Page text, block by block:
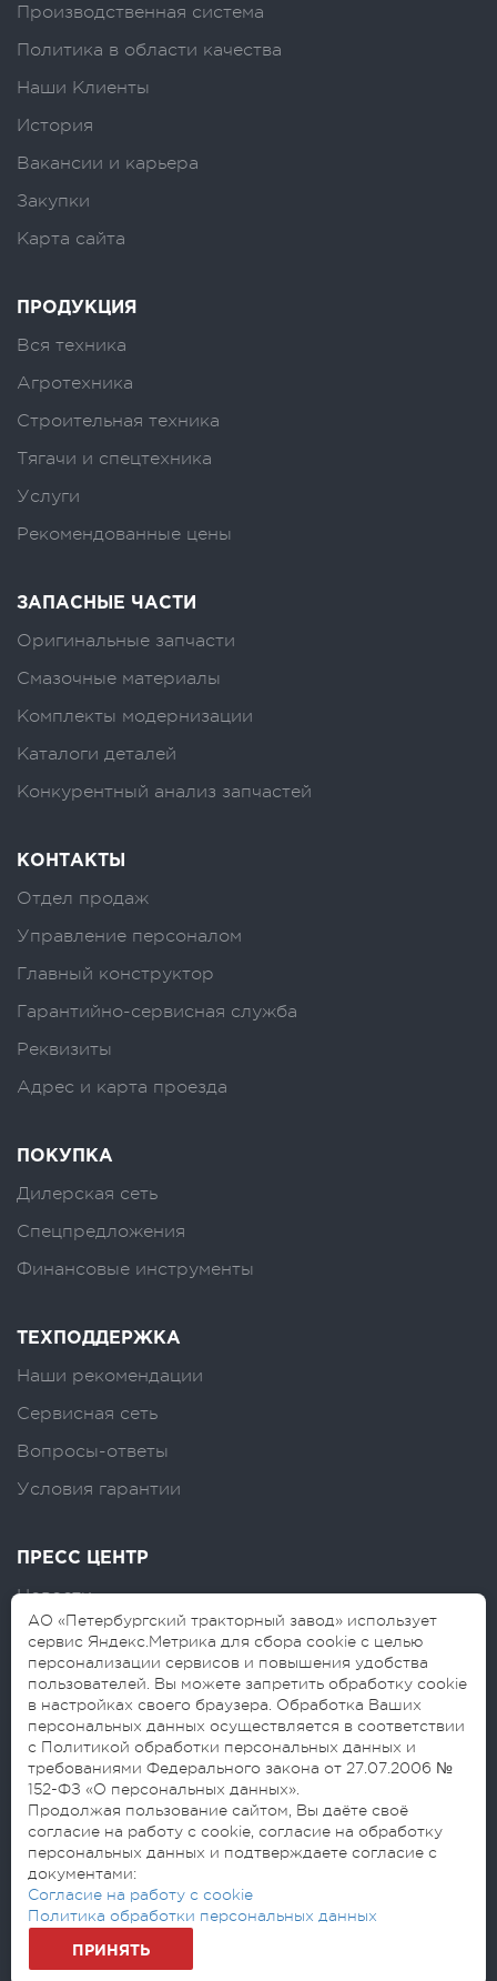
Производственная система
Политика в области качества
Наши Клиенты
История
Вакансии и карьера
Закупки
Карта сайта
ПРОДУКЦИЯ
Вся техника
Агротехника
Строительная техника
Тягачи и спецтехника
Услуги
Рекомендованные цены
ЗАПАСНЫЕ ЧАСТИ
Оригинальные запчасти
Смазочные материалы
Комплекты модернизации
Каталоги деталей
Конкурентный анализ запчастей
КОНТАКТЫ
Отдел продаж
Управление персоналом
Главный конструктор
Гарантийно-сервисная служба
Реквизиты
Адрес и карта проезда
ПОКУПКА
Дилерская сеть
Спецпредложения
Финансовые инструменты
ТЕХПОДДЕРЖКА
Наши рекомендации
Сервисная сеть
Вопросы-ответы
Условия гарантии
ПРЕСС ЦЕНТР
Новости
Логотипы
Блог
© 2026 АО «Петербургский тракторный
завод»
Согласие на обработку персональных данных
Политика обработки персональных данных
Разработано:
АО «Петербургский тракторный завод» использует
сервис Яндекс.Метрика для сбора cookie с целью
персонализации сервисов и повышения удобства
пользователей. Вы можете запретить обработку cookie
в настройках своего браузера. Обработка Ваших
персональных данных осуществляется в соответствии
с Политикой обработки персональных данных и
требованиями Федерального закона от 27.07.2006 №
152-ФЗ «О персональных данных».
Продолжая пользование сайтом, Вы даёте своё
согласие на работу с cookie, согласие на обработку
персональных данных и подтверждаете согласие с
документами:
Согласие на работу с cookie
Политика обработки персональных данных
ПРИНЯТЬ